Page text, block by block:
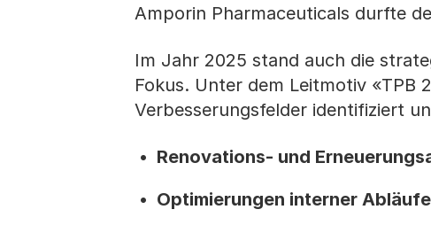
Amporin Pharmaceuticals durfte
Im Jahr 2025 stand auch die
Fokus. Unter dem Leitmotiv «TPB
Verbesserungsfelder identifiziert
Renovations- und
Optimierungen interner